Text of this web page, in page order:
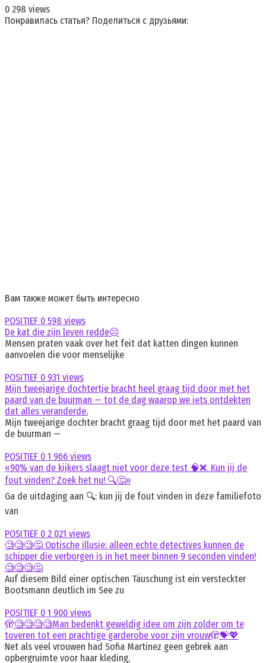
0 298 views
Понравилась статья? Поделиться с друзьями:
Вам также может быть интересно
POSITIEF 0 598 views
De kat die zijn leven redde☹️
Mensen praten vaak over het feit dat katten dingen kunnen
aanvoelen die voor menselijke
POSITIEF 0 931 views
Mijn tweejarige dochtertje bracht heel graag tijd door met het
paard van de buurman — tot de dag waarop we iets ontdekten
dat alles veranderde.
Mijn tweejarige dochter bracht graag tijd door met het paard van
de buurman —
POSITIEF 0 1 966 views
«90% van de kijkers slaagt niet voor deze test 🧠❌. Kun jij de
fout vinden? Zoek het nu! 🔍🤔»
Ga de uitdaging aan 🔍: kun jij de fout vinden in deze familiefoto
van
POSITIEF 0 2 021 views
🧐🧐🧐🤔 Optische illusie: alleen echte detectives kunnen de
schipper die verborgen is in het meer binnen 9 seconden vinden!
🧐🧐🧐🤔
Auf diesem Bild einer optischen Täuschung ist ein versteckter
Bootsmann deutlich im See zu
POSITIEF 0 1 900 views
🫣🧐🧐🧐🧐Man bedenkt geweldig idee om zijn zolder om te
toveren tot een prachtige garderobe voor zijn vrouw🫣💝💖
Net als veel vrouwen had Sofia Martinez geen gebrek aan
opbergruimte voor haar kleding,